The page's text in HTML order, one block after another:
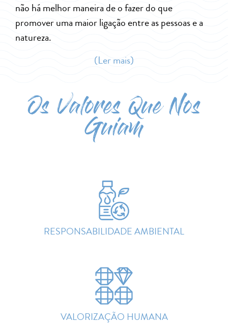
não há melhor maneira de o fazer do que
promover uma maior ligação entre as pessoas e a
natureza.
(Ler mais)
Os Valores Que Nos
Guiam
RESPONSABILIDADE AMBIENTAL
VALORIZAÇÃO HUMANA